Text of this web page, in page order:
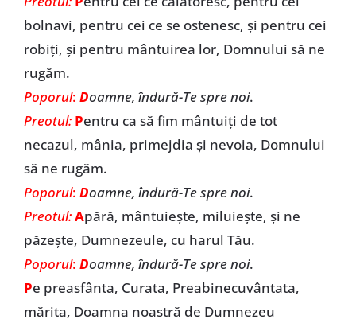
bolnavi, pentru cei ce se ostenesc, și pentru cei
robiți, și pentru mântuirea lor, Domnului să ne
rugăm.
Poporul: Doamne, îndură-Te spre noi.
Preotul: Pentru ca să fim mântuiți de tot
necazul, mânia, primejdia și nevoia, Domnului
să ne rugăm.
Poporul: Doamne, îndură-Te spre noi.
Preotul:Apără, mântuiește, miluiește, și ne
păzește, Dumnezeule, cu harul Tău.
Poporul: Doamne, îndură-Te spre noi.
Pe preasfânta, Curata, Preabinecuvântata,
mărita, Doamna noastră de Dumnezeu